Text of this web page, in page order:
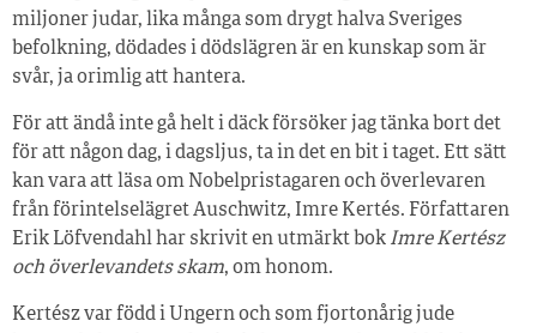
miljoner judar, lika många som drygt halva Sveriges
befolkning, dödades i dödslägren är en kunskap som är
svår, ja orimlig att hantera.
För att ändå inte gå helt i däck försöker jag tänka bort det
för att någon dag, i dagsljus, ta in det en bit i taget. Ett sätt
kan vara att läsa om Nobelpristagaren och överlevaren
från förintelselägret Auschwitz, Imre Kertés. Författaren
Erik Löfvendahl har skrivit en utmärkt bok Imre Kertész
och överlevandets skam, om honom.
Kertész var född i Ungern och som fjortonårig jude